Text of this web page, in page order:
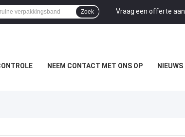
Vraag een offerte aan
Zoek
NEEM CONTACT MET ONS OP NIEUWS